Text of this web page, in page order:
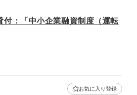
付：「中小企業融資制度（運転
お気に入り登録